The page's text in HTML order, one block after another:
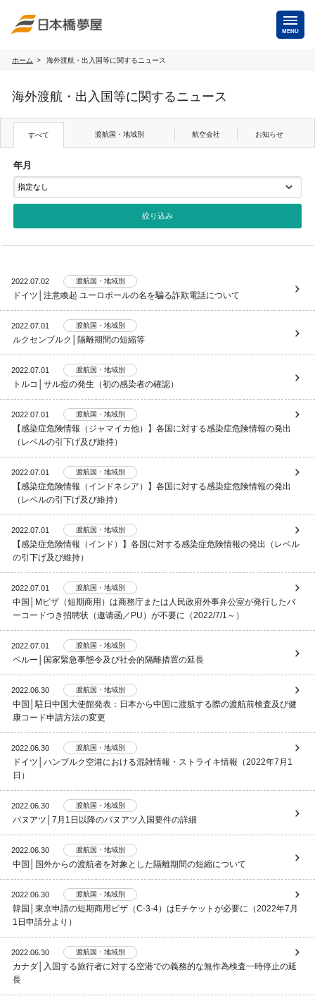
MENU
海外航空券
（日本発・海外発・世界一周）
保険・Wi-Fiレンタル
国内手配
貸切バス・ハイヤー 通訳・ガイド
視察旅行・研修旅行
選ばれる理由
採用情報
お問合わせ
ホーム 海外渡航・出入国等に関するニュース
海外渡航・出入国等に関するニュース
すべて 渡航国・地域別 航空会社 お知らせ
年月
2022.07.02 渡航国・地域別
ドイツ│注意喚起 ユーロポールの名を騙る詐欺電話について
2022.07.01 渡航国・地域別
ルクセンブルク│隔離期間の短縮等
2022.07.01 渡航国・地域別
トルコ│サル痘の発生（初の感染者の確認）
2022.07.01 渡航国・地域別
【感染症危険情報（ジャマイカ他）】各国に対する感染症危険情報の発出
（レベルの引下げ及び維持）
2022.07.01 渡航国・地域別
【感染症危険情報（インドネシア）】各国に対する感染症危険情報の発出
（レベルの引下げ及び維持）
2022.07.01 渡航国・地域別
【感染症危険情報（インド）】各国に対する感染症危険情報の発出（レベル
の引下げ及び維持）
2022.07.01 渡航国・地域別
中国│Mビザ（短期商用）は商務庁または人民政府外事弁公室が発行したバ
ーコードつき招聘状（邀请函／PU）が不要に（2022/7/1～）
2022.07.01 渡航国・地域別
ペルー│国家緊急事態令及び社会的隔離措置の延長
2022.06.30 渡航国・地域別
中国│駐日中国大使館発表：日本から中国に渡航する際の渡航前検査及び健
康コード申請方法の変更
2022.06.30 渡航国・地域別
ドイツ│ハンブルク空港における混雑情報・ストライキ情報（2022年7月1
日）
2022.06.30 渡航国・地域別
バヌアツ│7月1日以降のバヌアツ入国要件の詳細
2022.06.30 渡航国・地域別
中国│国外からの渡航者を対象とした隔離期間の短縮について
2022.06.30 渡航国・地域別
韓国│東京申請の短期商用ビザ（C-3-4）はEチケットが必要に（2022年7月
1日申請分より）
2022.06.30 渡航国・地域別
カナダ│入国する旅行者に対する空港での義務的な無作為検査一時停止の延
長